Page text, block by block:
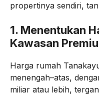
propertinya sendiri,
1. Menentukan
Kawasan
Harga rumah
menengah–atas,
miliar atau lebih,